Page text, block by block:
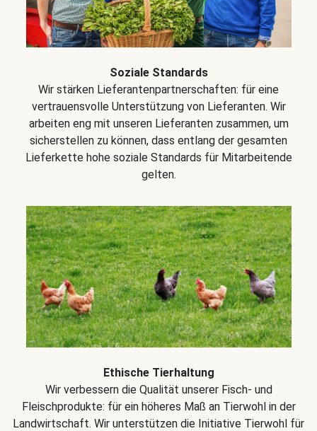
Soziale Standards
Wir stärken Lieferantenpartnerschaften: für eine
vertrauensvolle Unterstützung von Lieferanten. Wir
arbeiten eng mit unseren Lieferanten zusammen, um
sicherstellen zu können, dass entlang der gesamten
Lieferkette hohe soziale Standards für Mitarbeitende
gelten.
Ethische Tierhaltung
Wir verbessern die Qualität unserer Fisch- und
Fleischprodukte: für ein höheres Maß an Tierwohl in der
Landwirtschaft. Wir unterstützen die Initiative Tierwohl für